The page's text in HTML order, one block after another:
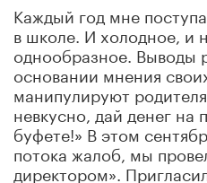
Каждый год мне
в школе. И холодное, и
однообразное. Выводы
основании мнения
манипулируют
невкусно, дай денег на
буфете!» В этом
потока жалоб, мы
директором».